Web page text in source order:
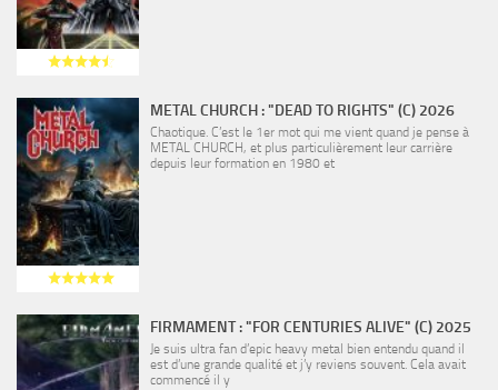
METAL CHURCH : "DEAD TO RIGHTS" (C) 2026
Chaotique. C’est le 1er mot qui me vient quand je pense à
METAL CHURCH, et plus particulièrement leur carrière
depuis leur formation en 1980 et
FIRMAMENT : "FOR CENTURIES ALIVE" (C) 2025
Je suis ultra fan d’epic heavy metal bien entendu quand il
est d’une grande qualité et j’y reviens souvent. Cela avait
commencé il y